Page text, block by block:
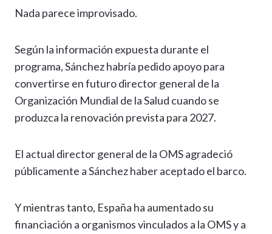
Nada parece improvisado.
Según la información expuesta durante el
programa, Sánchez habría pedido apoyo para
convertirse en futuro director general de la
Organización Mundial de la Salud cuando se
produzca la renovación prevista para 2027.
El actual director general de la OMS agradeció
públicamente a Sánchez haber aceptado el barco.
Y mientras tanto, España ha aumentado su
financiación a organismos vinculados a la OMS y a